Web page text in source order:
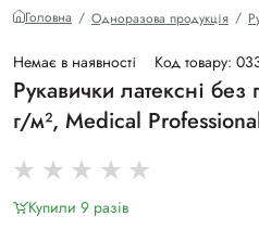
Головна Одноразова продукція
Немає в наявності Код товару:
Рукавички латексні
г/м², Medical
Купили 9 разiв